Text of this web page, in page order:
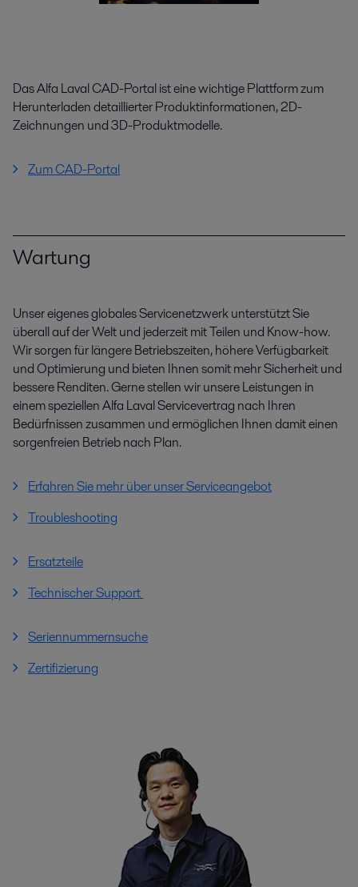
Das Alfa Laval CAD-Portal ist eine wichtige Plattform zum
Herunterladen detaillierter Produktinformationen, 2D-
Zeichnungen und 3D-Produktmodelle.
Zum CAD-Portal
Wartung
Unser eigenes globales Servicenetzwerk unterstützt Sie
überall auf der Welt und jederzeit mit Teilen und Know-how.
Wir sorgen für längere Betriebszeiten, höhere Verfügbarkeit
und Optimierung und bieten Ihnen somit mehr Sicherheit und
bessere Renditen. Gerne stellen wir unsere Leistungen in
einem speziellen Alfa Laval Servicevertrag nach Ihren
Bedürfnissen zusammen und ermöglichen Ihnen damit einen
sorgenfreien Betrieb nach Plan.
Erfahren Sie mehr über unser Serviceangebot
Troubleshooting
Ersatzteile
Technischer Support
Seriennummernsuche
Zertifizierung